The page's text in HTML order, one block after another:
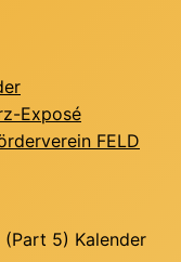
Exposé
FELD